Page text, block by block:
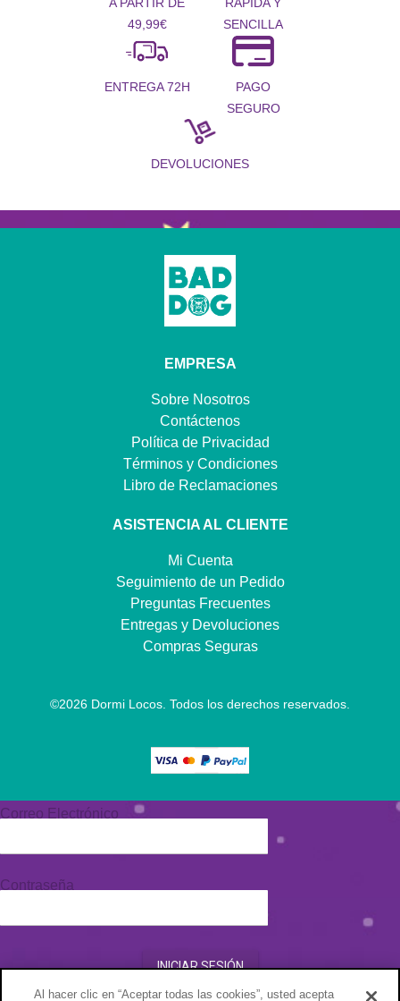
49,99€
SENCILLA
ENTREGA 72H
PAGO
SEGURO
DEVOLUCIONES
EMPRESA
Sobre Nosotros
Contáctenos
Política de Privacidad
Términos y Condiciones
Libro de Reclamaciones
ASISTENCIA AL CLIENTE
Mi Cuenta
Seguimiento de un Pedido
Preguntas Frecuentes
Entregas y Devoluciones
Compras Seguras
©2026 Dormi Locos. Todos los derechos reservados.
Correo Electrónico
Contraseña
INICIAR SESIÓN
Al hacer clic en “Aceptar todas las cookies”, usted acepta